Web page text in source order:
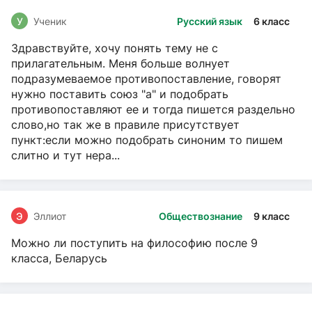
Русский язык 6 класс
У Ученик
Здравствуйте, хочу понять тему не с
прилагательным. Меня больше волнует
подразумеваемое противопоставление, говорят
нужно поставить союз "а" и подобрать
противопоставляют ее и тогда пишется раздельно
слово,но так же в правиле присутствует
пункт:если можно подобрать синоним то пишем
слитно и тут нера...
Обществознание 9 класс
Э Эллиот
Можно ли поступить на философию после 9
класса, Беларусь